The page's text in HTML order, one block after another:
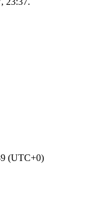
(UTC+0)